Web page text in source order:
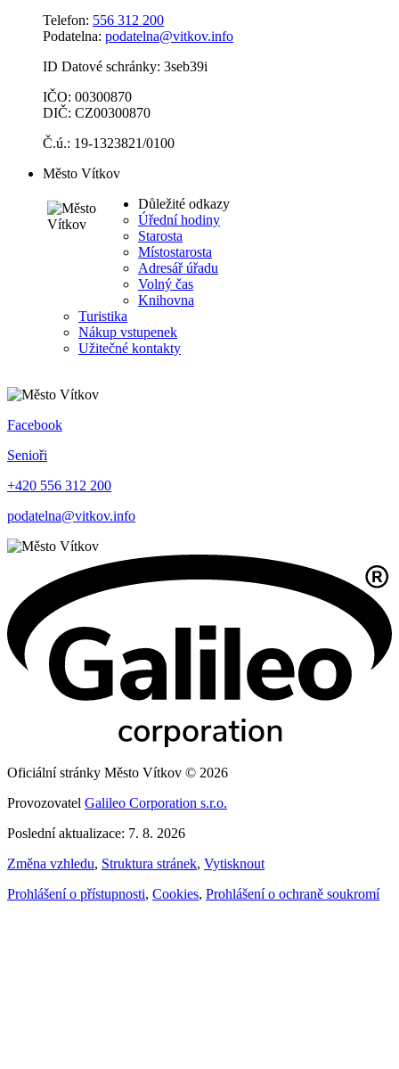
Telefon: 556 312 200
Podatelna: podatelna@vitkov.info
ID Datové schránky: 3seb39i
IČO: 00300870
DIČ: CZ00300870
Č.ú.: 19-1323821/0100
Město Vítkov
Důležité odkazy
Úřední hodiny
Starosta
Místostarosta
Adresář úřadu
Volný čas
Knihovna
Turistika
Nákup vstupenek
Užitečné kontakty
Facebook
Senioři
+420 556 312 200
podatelna@vitkov.info
Oficiální stránky Město Vítkov © 2026
Provozovatel Galileo Corporation s.r.o.
Poslední aktualizace: 7. 8. 2026
Změna vzhledu, Struktura stránek, Vytisknout
Prohlášení o přístupnosti, Cookies, Prohlášení o ochraně soukromí